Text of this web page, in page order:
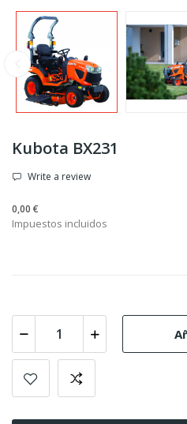
Kubota BX231
Write a review
0,00 €
Impuestos incluidos